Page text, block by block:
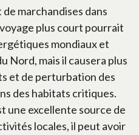
marchandises dans
plus court pourrait
mondiaux et
Nord, mais il causera plus
et de perturbation des
des habitats critiques.
une excellente source de
locales, il peut avoir